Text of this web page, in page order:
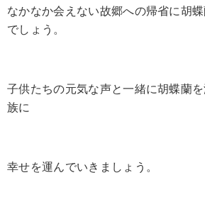
なかなか会えない故郷への帰省に胡
でしょう。
子供たちの元気な声と一緒に胡蝶蘭
族に
幸せを運んでいきましょう。